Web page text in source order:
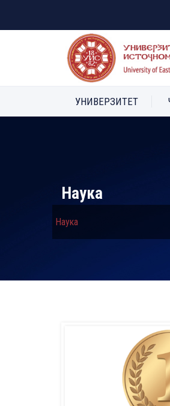
УНИВЕРЗИТЕТ
Наука
Наука